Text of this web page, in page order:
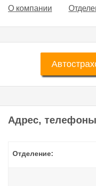
О компании
Адрес,
Отделение: